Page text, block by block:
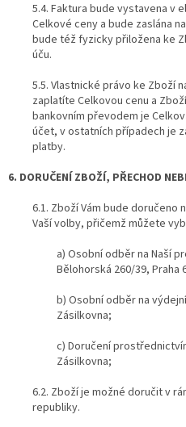
5.4. Faktura bude vystavena v
Celkové ceny a bude zaslána
bude též fyzicky přiložena ke
úču.
5.5. Vlastnické právo ke Zboží
zaplatíte Celkovou cenu a
bankovním převodem je
účet, v ostatních případech je
platby.
6. DORUČENÍ ZBOŽÍ, PŘECHOD
6.1. Zboží Vám bude doručeno
Vaší volby, přičemž můžete
a) Osobní odběr na Naší
Bělohorská 260/39, Praha
b) Osobní odběr na
Zásilkovna;
c) Doručení
Zásilkovna;
6.2. Zboží je možné doručit v
republiky.